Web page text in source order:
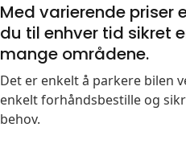
Med varierende priser
du til enhver tid sikret
mange områdene.
Det er enkelt å parkere bilen
enkelt forhåndsbestille og
behov.